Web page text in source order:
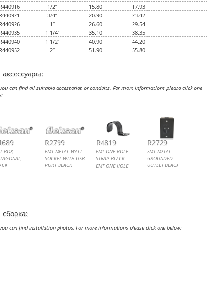
R440916
1/2” 15.80 17.93
R440921
3/4” 20.90 23.42
R440926
1” 26.60 29.54
R440935
1 1/4” 35.10 38.35
R440940
1 1/2” 40.90 44.20
R440952
2” 51.90 55.80
аксессуары:
can find all suitable accessories or conduits. For more informations please click one
BOX,
R2799
EMT METAL WALL
SOCKET WITH USB
PORT BLACK
R4819
EMT ONE HOLE
STRAP BLACK
EMT ONE HOLE
R2729
EMT METAL
GROUNDED
OUTLET BLACK
сборка:
can find installation photos. For more informations please click one below: